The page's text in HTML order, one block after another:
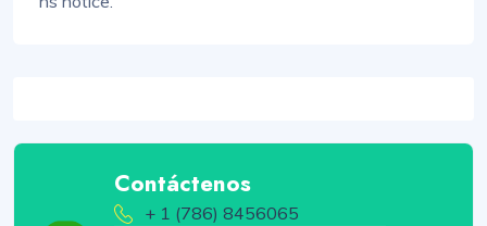
Contáctenos
+ 1 (786) 8456065